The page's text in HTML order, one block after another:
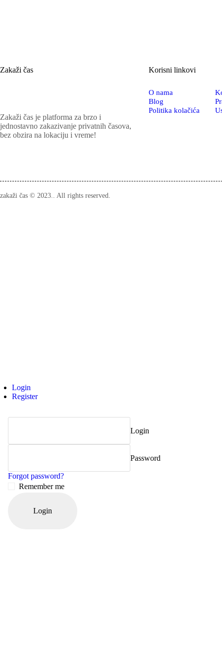
Zakaži čas
Zakaži čas je platforma za brzo i
jednostavno zakazivanje privatnih časova,
bez obzira na lokaciju i vreme!
Korisni linkovi
O nama
Blog
Politika kolačića
zakaži čas © 2023.. All rights reserved.
Login
Register
Login
Password
Forgot password?
Remember me